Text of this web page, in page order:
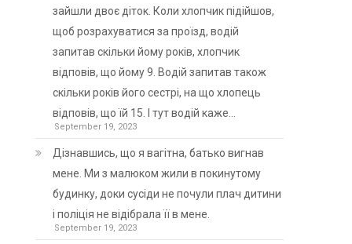
зайшли двоє діток. Коли хлопчик підійшов,
щоб розрахуватися за проїзд, водій
запитав скільки йому років, хлопчик
відповів, що йому 9. Водій запитав також
скільки років його сестрі, на що хлопець
відповів, що їй 15. І тут водій каже…
September 19, 2023
Дізнавшись, що я вагітна, батько вигнав
мене. Ми з малюком жили в покинутому
будинку, доки сусіди не почули плач дитини
і поліція не відібрала її в мене.
September 19, 2023